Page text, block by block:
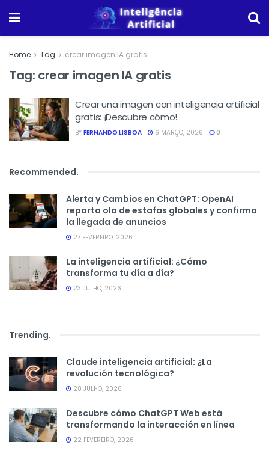
Home Tag crear imagen IA gratis
Tag: crear imagen IA gratis
Crear una imagen con inteligencia artificial
gratis: ¡Descubre cómo!
BY FERNANDO LISBOA 6 MARÇO, 2026 0
Recommended.
Alerta y Cambios en ChatGPT: OpenAI
reporta ola de estafas globales y confirma
la llegada de anuncios
27 FEVEREIRO, 2026
La inteligencia artificial: ¿Cómo
transforma tu día a día?
23 JULHO, 2026
Trending.
Claude inteligencia artificial: ¿La
revolución tecnológica?
28 JULHO, 2026
Descubre cómo ChatGPT Web está
transformando la interacción en línea
22 FEVEREIRO, 2026